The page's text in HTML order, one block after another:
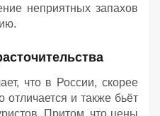
неприятных запахов
что в России, скорее
отличается и также бьёт